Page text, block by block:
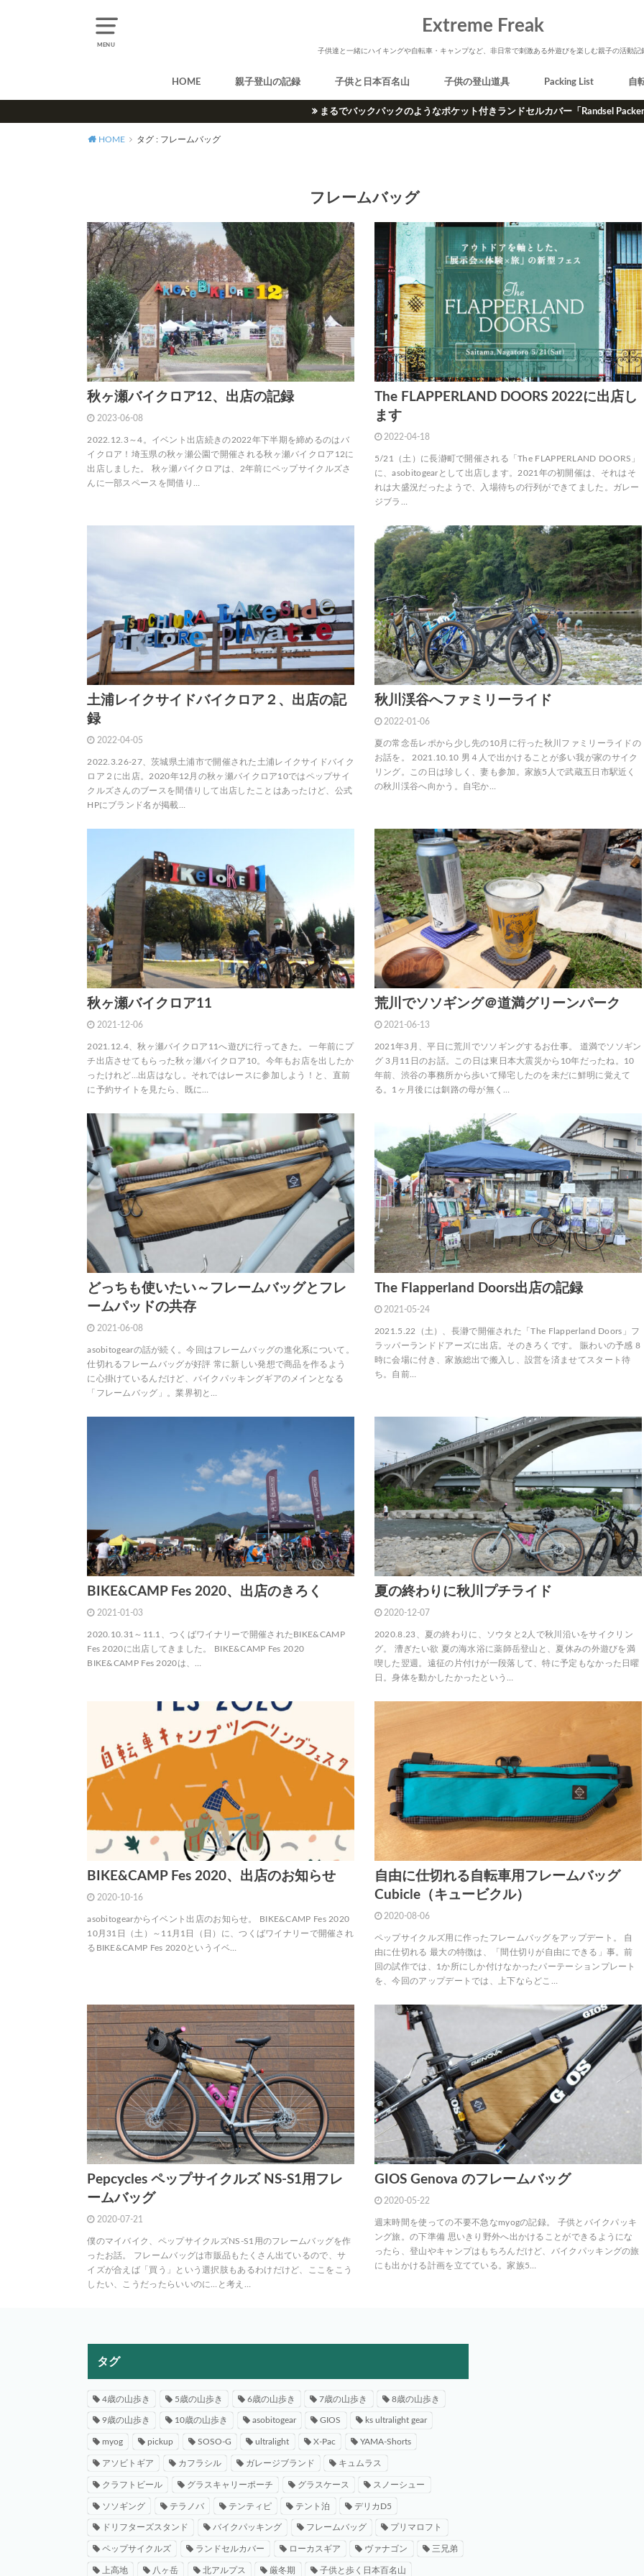
MENU
Extreme Freak
子供達と一緒にハイキングや自転車・キャンプなど、非日常で刺激ある外遊びを楽しむ親子の活動記
HOME 親子登山の記録 子供と日本百名山 子供の登山道具 Packing List 自
まるでバックパックのようなポケット付きランドセルカバー「Randsel Packer
HOME タグ : フレームバッグ
フレームバッグ
秋ヶ瀬バイクロア12、出店の記録
2023-06-08
2022.12.3～4。イベント出店続きの2022年下半期を締めるのはバ
イクロア！埼玉県の秋ヶ瀬公園で開催される秋ヶ瀬バイクロア12に
出店しました。 秋ヶ瀬バイクロアは、2年前にペップサイクルズさ
んに一部スペースを間借り…
The FLAPPERLAND DOORS 2022に出店し
ます
2022-04-18
5/21（土）に長瀞町で開催される「The FLAPPERLAND DOORS」
に、asobitogearとして出店します。2021年の初開催は、それはそ
れは大盛況だったようで、入場待ちの行列ができてました。ガレー
ジブラ…
土浦レイクサイドバイクロア２、出店の記
録
2022-04-05
2022.3.26-27、茨城県土浦市で開催された土浦レイクサイドバイク
ロア２に出店。2020年12月の秋ヶ瀬バイクロア10ではペップサイ
クルズさんのブースを間借りして出店したことはあったけど、公式
HPにブランド名が掲載…
秋川渓谷へファミリーライド
2022-01-06
夏の常念岳レポから少し先の10月に行った秋川ファミリーライドの
お話を。 2021.10.10 男４人で出かけることが多い我が家のサイク
リング。この日は珍しく、妻も参加。家族5人で武蔵五日市駅近く
の秋川渓谷へ向かう。自宅か…
秋ヶ瀬バイクロア11
2021-12-06
2021.12.4、秋ヶ瀬バイクロア11へ遊びに行ってきた。 一年前にプ
チ出店させてもらった秋ヶ瀬バイクロア10。今年もお店を出したか
ったけれど…出店はなし。それではレースに参加しよう！と、直前
に予約サイトを見たら、既に…
荒川でソソギング＠道満グリーンパーク
2021-06-13
2021年3月、平日に荒川でソソギングするお仕事。 道満でソソギン
グ 3月11日のお話。この日は東日本大震災から10年だったね。10
年前、渋谷の事務所から歩いて帰宅したのを未だに鮮明に覚えて
る。1ヶ月後には釧路の母が無く…
どっちも使いたい～フレームバッグとフレ
ームパッドの共存
2021-06-08
asobitogearの話が続く。今回はフレームバッグの進化系について。
仕切れるフレームバッグが好評 常に新しい発想で商品を作るよう
に心掛けているんだけど、バイクパッキングギアのメインとなる
「フレームバッグ」。業界初と…
The Flapperland Doors出店の記録
2021-05-24
2021.5.22（土）、長瀞で開催された「The Flapperland Doors」フ
ラッパーランドドアーズに出店。そのきろくです。 賑わいの予感 8
時に会場に付き、家族総出で搬入し、設営を済ませてスタート待
ち。自前…
BIKE&CAMP Fes 2020、出店のきろく
2021-01-03
2020.10.31～11.1、つくばワイナリーで開催されたBIKE&CAMP
Fes 2020に出店してきました。 BIKE&CAMP Fes 2020
BIKE&CAMP Fes 2020は、…
夏の終わりに秋川プチライド
2020-12-07
2020.8.23、夏の終わりに、ソウタと2人で秋川沿いをサイクリン
グ。 漕ぎたい欲 夏の海水浴に薬師岳登山と、夏休みの外遊びを満
喫した翌週。遠征の片付けが一段落して、特に予定もなかった日曜
日。身体を動かしたかったという…
BIKE&CAMP Fes 2020、出店のお知らせ
2020-10-16
asobitogearからイベント出店のお知らせ。 BIKE&CAMP Fes 2020
10月31日（土）～11月1日（日）に、つくばワイナリーで開催され
るBIKE&CAMP Fes 2020というイベ…
自由に仕切れる自転車用フレームバッグ
Cubicle（キュービクル）
2020-08-06
ペップサイクルズ用に作ったフレームバッグをアップデート。 自
由に仕切れる 最大の特徴は、「間仕切りが自由にできる」事。前
回の試作では、1か所にしか付けなかったパーテーションプレート
を、今回のアップデートでは、上下ならどこ…
Pepcycles ペップサイクルズ NS-S1用フレ
ームバッグ
2020-07-21
僕のマイバイク、ペップサイクルズNS-S1用のフレームバッグを作
ったお話。 フレームバッグは市販品もたくさん出ているので、サ
イズが合えば「買う」という選択肢もあるわけだけど、ここをこう
したい、こうだったらいいのに…と考え…
GIOS Genova のフレームバッグ
2020-05-22
週末時間を使っての不要不急なmyogの記録。 子供とバイクパッキ
ング旅。の下準備 思いきり野外へ出かけることができるようにな
ったら、登山やキャンプはもちろんだけど、バイクパッキングの旅
にも出かける計画を立てている。家族5…
タグ
4歳の山歩き 5歳の山歩き 6歳の山歩き 7歳の山歩き 8歳の山歩き
9歳の山歩き 10歳の山歩き asobitogear GIOS ks ultralight gear
myog pickup SOSO-G ultralight X-Pac YAMA-Shorts
アソビトギア カフラシル ガレージブランド キュムラス
クラフトビール グラスキャリーポーチ グラスケース スノーシュー
ソソギング テラノバ テンティピ テント泊 デリカD5
ドリフターズスタンド バイクパッキング フレームバッグ プリマロフト
ペップサイクルズ ランドセルカバー ローカスギア ヴァナゴン 三兄弟
上高地 八ヶ岳 北アルプス 厳冬期 子供と歩く日本百名山